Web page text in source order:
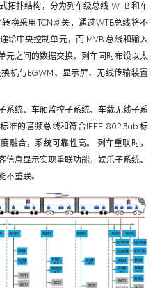
拓扑结构，分为列车级总线 WTB 和车
换采用TCN网关，通过WTB总线将不
给中央控制单元，而 MVB 总线和输入
元之间的数据交换。列车同时布设以太
机与EGWM、显示屏、无线传输装置
系统、车厢监控子系统、车载无线子系
准的音频总线和符合IEEE 802.3ab 标
融合，系统可靠性高。 列车重联时，
息显示实现重联功能，娱乐子系统、
不重联。